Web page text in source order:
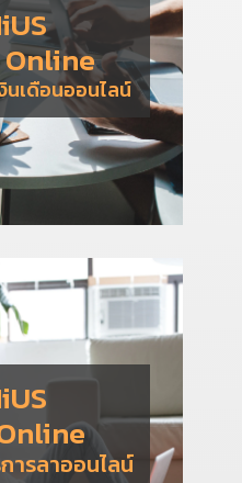
นเดือนออนไลน์
ารลาออนไลน์